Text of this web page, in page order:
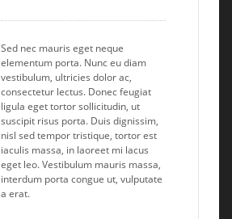
Sed nec mauris eget neque
elementum porta. Nunc eu diam
vestibulum, ultricies dolor ac,
consectetur lectus. Donec feugiat
ligula eget tortor sollicitudin, ut
suscipit risus porta. Duis dignissim,
nisl sed tempor tristique, tortor est
iaculis massa, in laoreet mi lacus
eget leo. Vestibulum mauris massa,
interdum porta congue ut, vulputate
a erat.